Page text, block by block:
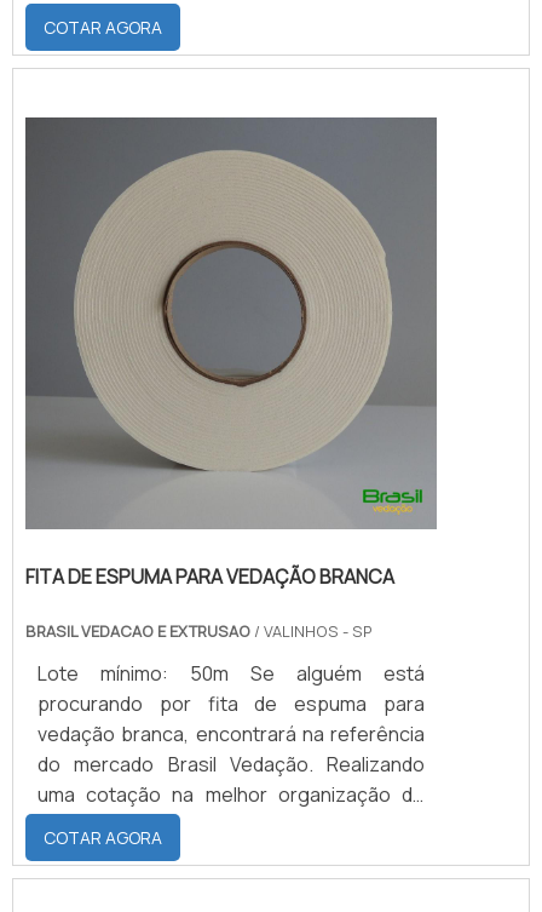
descobrindo a líder da área de atuação.
Quando a questão é peças técnicas em
borracha, com a equipe da Borrachas
para todas as aplicações. ALGUNS
DETALHES SOBRE PEÇAS...
COTAR AGORA
FITA DE ESPUMA PARA VEDAÇÃO BRANCA
BRASIL VEDACAO E EXTRUSAO / VALINHOS - SP
Lote mínimo: 50m Se alguém está
procurando por fita de espuma para
vedação branca, encontrará na referência
do mercado Brasil Vedação. Realizando
uma cotação na melhor organização do
ramo e descobrindo a maior referência de
qualidade da área de atuação.Quando a
busca é por fita de espuma para vedação
COTAR AGORA